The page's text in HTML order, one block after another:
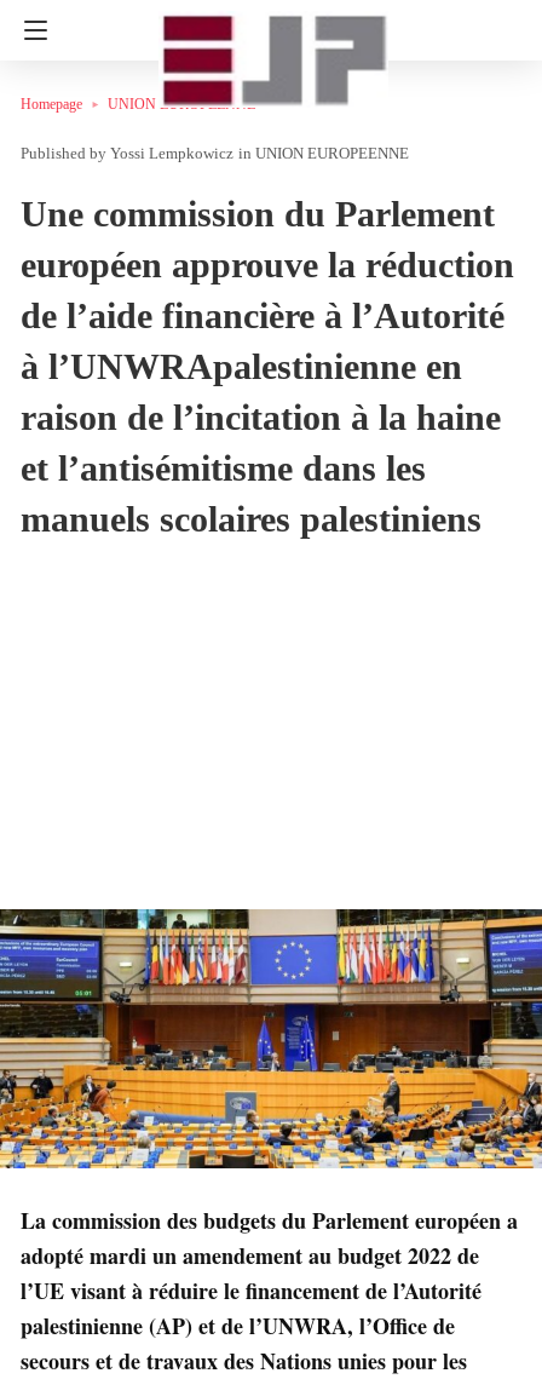
Homepage UNION EUROPEENNE
Yossi Lempkowicz in UNION EUROPEENNE
Une commission du Parlement
européen approuve la réduction
de l’aide financière à l’Autorité
à l’UNWRApalestinienne en
raison de l’incitation à la haine
et l’antisémitisme dans les
manuels scolaires palestiniens
La commission des budgets du Parlement européen a
adopté mardi un amendement au budget 2022 de
l’UE visant à réduire le financement de l’Autorité
palestinienne (AP) et de l’UNWRA, l’Office de
secours et de travaux des Nations unies pour les